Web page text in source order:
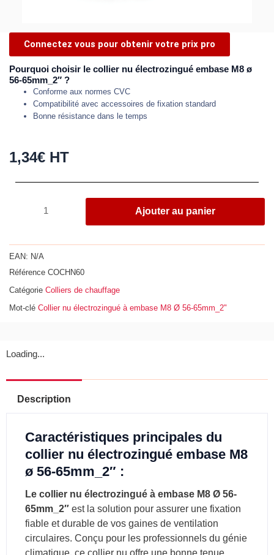
Connectez vous pour obtenir votre prix pro
Pourquoi choisir le collier nu électrozingué embase M8 ø
56-65mm_2″ ?
Conforme aux normes CVC
Compatibilité avec accessoires de fixation standard
Bonne résistance dans le temps
1,34€ HT
à
embase
M8
65mm_2"""
Ajouter au panier
EAN: N/A
Référence COCHN60
Catégorie Colliers de chauffage
Mot-clé Collier nu électrozingué à embase M8 Ø 56-65mm_2"
Loading...
Description
Caractéristiques principales du
collier nu électrozingué embase M8
ø 56-65mm_2″ :
Le collier nu électrozingué à embase M8 Ø 56-
65mm_2″ est la solution pour assurer une fixation
fiable et durable de vos gaines de ventilation
circulaires. Conçu pour les professionnels du génie